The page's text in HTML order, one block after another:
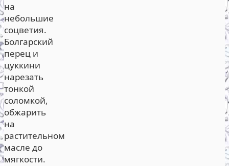
на
небольшие
соцветия.
Болгарский
перец и
цуккини
нарезать
тонкой
соломкой,
обжарить
на
растительном
масле до
мягкости.